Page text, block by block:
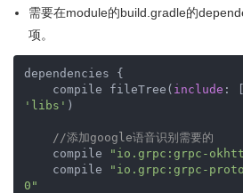
需要在module的build.gradle的
项。
dependencies {
    compile fileTree(
include : [
'libs' )
//添加google语音识别需要的
    compile
"io.grpc:grpc-
    compile
"io.grpc:grpc-
0"